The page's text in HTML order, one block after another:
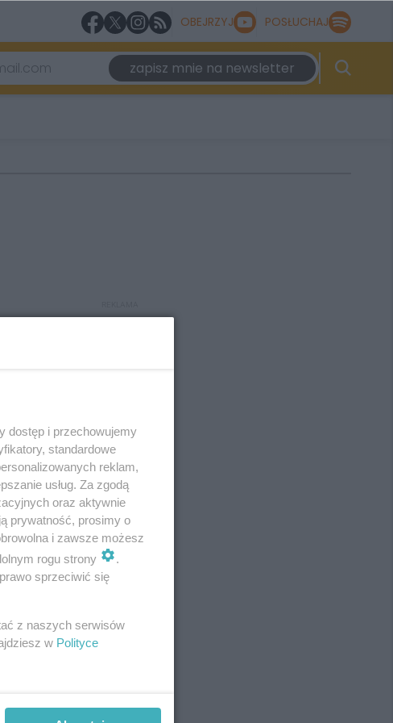
OBEJRZYJ POSŁUCHAJ
zapisz mnie na newsletter
REKLAMA
dostęp i przechowujemy
standardowe
reklam,
usług. Za zgodą
oraz aktywnie
prywatność, prosimy o
i zawsze możesz
rogu strony
.
sprzeciwić się
z naszych serwisów
w Polityce